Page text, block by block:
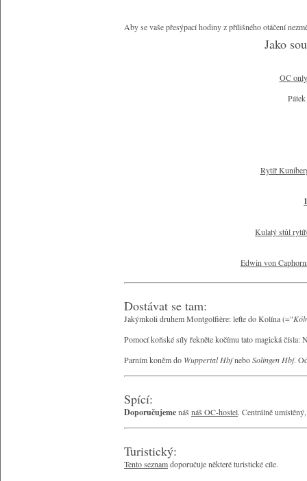
Aby se vaše přesýpací hodiny z přílišného otáčení
Jako
OC
Rytíř
Kulatý stůl
Edwin von
Dostávat se tam:
Jakýmkoli druhem Montgolfière: leťte do Kolína (="
Pomocí koňské síly řekněte kočímu tato magická čísla:
Parním koněm do Wuppertal HbfneboSolingen Hbf.
Spící:
Doporučujemenáš náš OC-hostel. Centrálně
Turistický:
Tento seznamdoporučuje některé turistické cíle.